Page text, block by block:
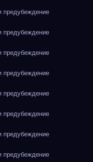
предубеждение
предубеждение
предубеждение
предубеждение
предубеждение
предубеждение
предубеждение
предубеждение